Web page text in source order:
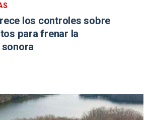
los controles sobre
para frenar la